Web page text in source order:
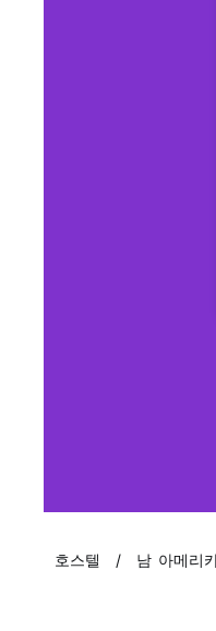
호스텔 남 아메리